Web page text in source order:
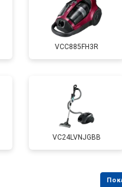
VCC885FH3R
VC24LVNJGBB